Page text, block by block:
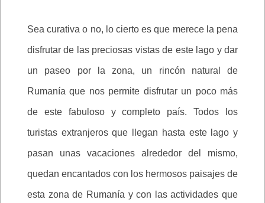
Sea curativa o no, lo cierto es que merece la pena
disfrutar de las preciosas vistas de este lago y dar
un paseo por la zona, un rincón natural de
Rumanía que nos permite disfrutar un poco más
de este fabuloso y completo país. Todos los
turistas extranjeros que llegan hasta este lago y
pasan unas vacaciones alrededor del mismo,
quedan encantados con los hermosos paisajes de
esta zona de Rumanía y con las actividades que